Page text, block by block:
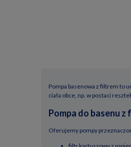
Pompa basenowa z filtrem to
ciała obce, np. w postaci
Pompa do basenu
Oferujemy pompy